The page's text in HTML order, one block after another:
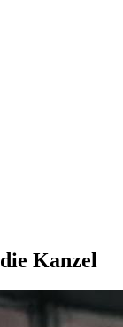
Kanzel